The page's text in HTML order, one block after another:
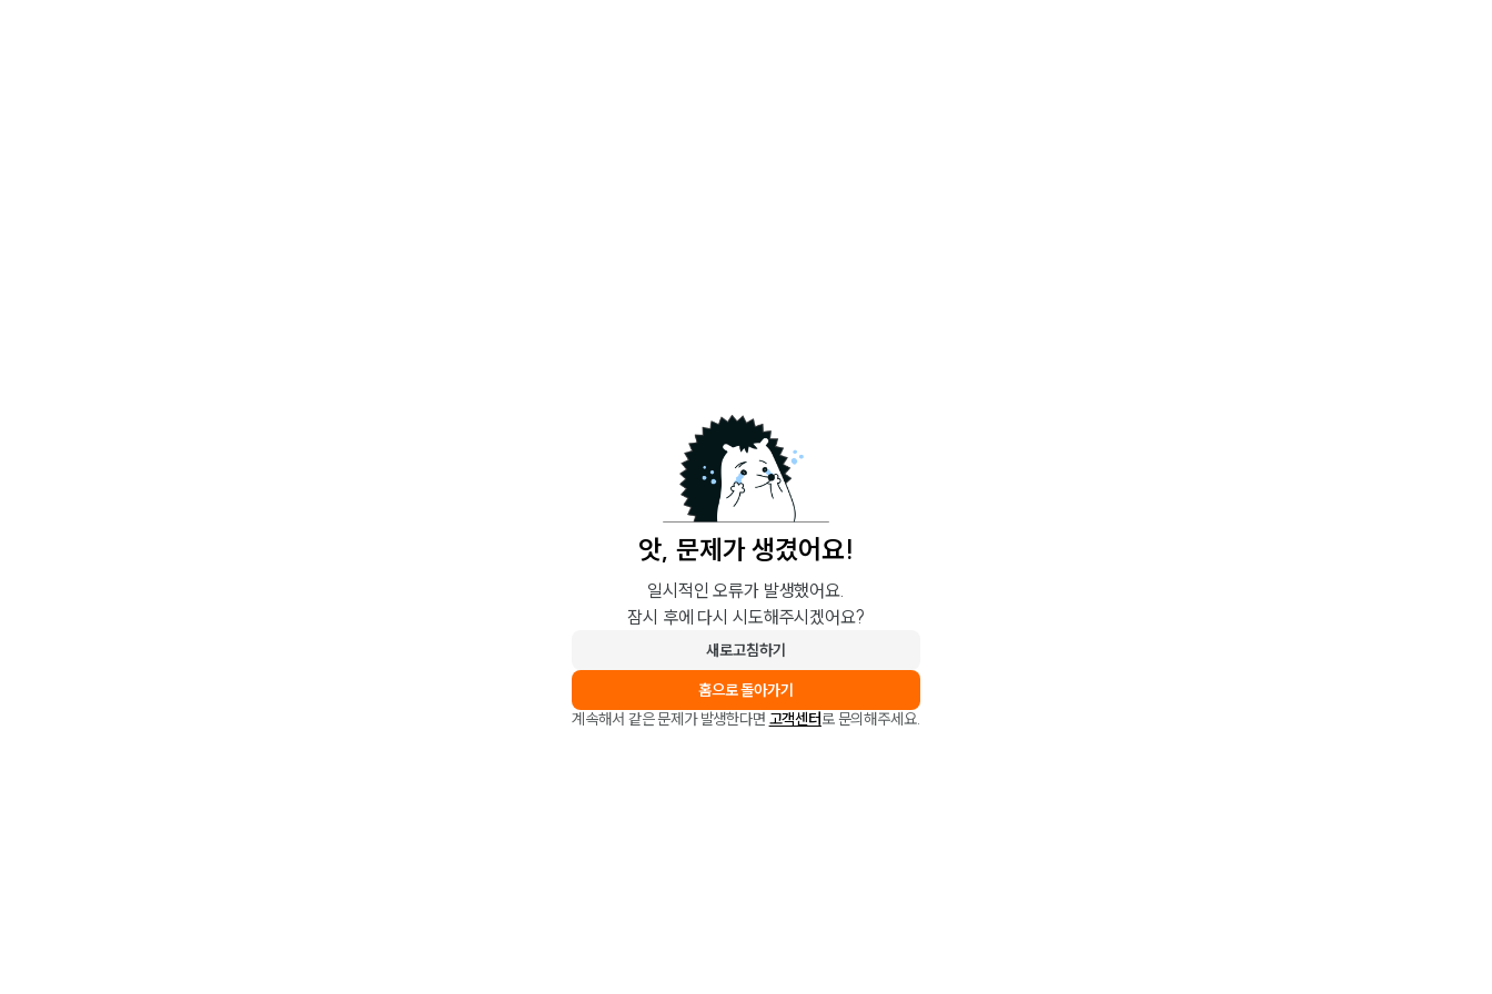
앗, 문제가 생겼어요!
일시적인 오류가 발생했어요.
잠시 후에 다시 시도해주시겠어요?
새로고침하기
홈으로 돌아가기
계속해서 같은 문제가 발생한다면 고객센터로 문의해주세요.